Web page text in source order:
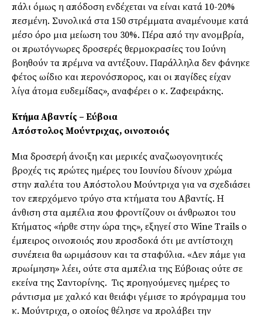
πάλι όμως η απόδοση ενδέχεται να είναι κατά 10-20%
πεσμένη. Συνολικά στα 150 στρέμματα αναμένουμε κατά
μέσο όρο μια μείωση του 30%. Πέρα από την ανομβρία,
οι πρωτόγνωρες δροσερές θερμοκρασίες του Ιούνη
βοηθούν τα πρέμνα να αντέξουν. Παράλληλα δεν φάνηκε
φέτος ωίδιο και περονόσπορος, και οι παγίδες είχαν
λίγα άτομα ευδεμίδας», αναφέρει ο κ. Ζαφειράκης.
Κτήμα Αβαντίς – Εύβοια
Απόστολος Μούντριχας, οινοποιός
Μια δροσερή άνοιξη και μερικές αναζωογονητικές
βροχές τις πρώτες ημέρες του Ιουνίου δίνουν χρώμα
στην παλέτα του Απόστολου Μούντριχα για να σχεδιάσει
τον επερχόμενο τρύγο στα κτήματα του Αβαντίς. Η
άνθιση στα αμπέλια που φροντίζουν οι άνθρωποι του
Κτήματος «ήρθε στην ώρα της», εξηγεί στο Wine Trails ο
έμπειρος οινοποιός που προσδοκά ότι με αντίστοιχη
συνέπεια θα ωριμάσουν και τα σταφύλια. «Δεν πάμε για
πρωίμηση» λέει, ούτε στα αμπέλια της Εύβοιας ούτε σε
εκείνα της Σαντορίνης. Τις προηγούμενες ημέρες το
ράντισμα με χαλκό και θειάφι γέμισε το πρόγραμμα του
κ. Μούντριχα, ο οποίος θέλησε να προλάβει την